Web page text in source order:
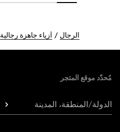
الرجال أزياء جاهزة رجالية
مُحدّد موقع المتجر
الدولة/المنطقة، المدينة